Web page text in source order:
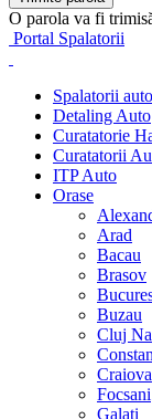
O parola va fi
Portal Spalatorii
Spalatorii auto
Detaling Auto
Curatatorie
Curatatorii
ITP Auto
Orase
Arad
Bacau
Brasov
Buzau
Cluj
Craiova
Focsani
Galati